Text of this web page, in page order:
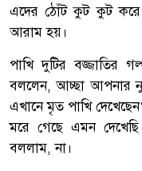
এদের ঠোঁট কুট কুট করে।
আরাম হয়।
পাখি দুটির বজ্জাতির
বললেন, আচ্ছা আপনার
এখানে মৃত পাখি
মরে গেছে এমন
বললাম, না।